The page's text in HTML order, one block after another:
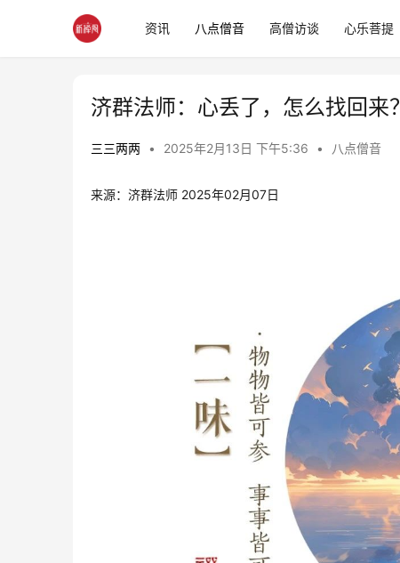
资讯 八点僧音 高僧访谈 心乐菩提
济群法师：心丢了，怎么找回来？
三三两两 • 2025年2月13日 下午5:36 • 八点僧音
来源：济群法师 2025年02月07日